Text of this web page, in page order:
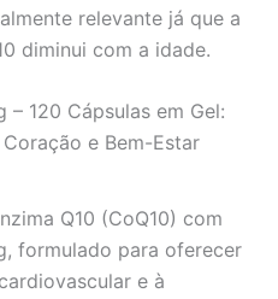
relevante já que a
diminui com a idade.
– 120 Cápsulas em Gel:
e Bem-Estar
Q10 (CoQ10) com
formulado para oferecer
e à